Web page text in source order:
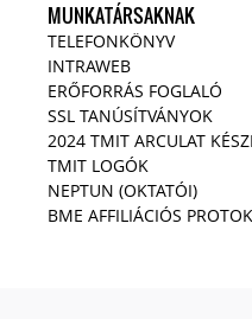
MUNKATÁRSAKNAK
TELEFONKÖNYV
INTRAWEB
ERŐFORRÁS FOGLALÓ
SSL TANÚSÍTVÁNYOK
2024 TMIT ARCULAT
TMIT LOGÓK
NEPTUN (OKTATÓI)
BME AFFILIÁCIÓS